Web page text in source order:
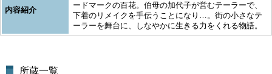
内容紹介
ードマークの百花。伯母の加代子が営むテーラーで、
下着のリメイクを手伝うことになり…。街の小さなテ
ーラーを舞台に、しなやかに生きる力をくれる物語。
所蔵一覧